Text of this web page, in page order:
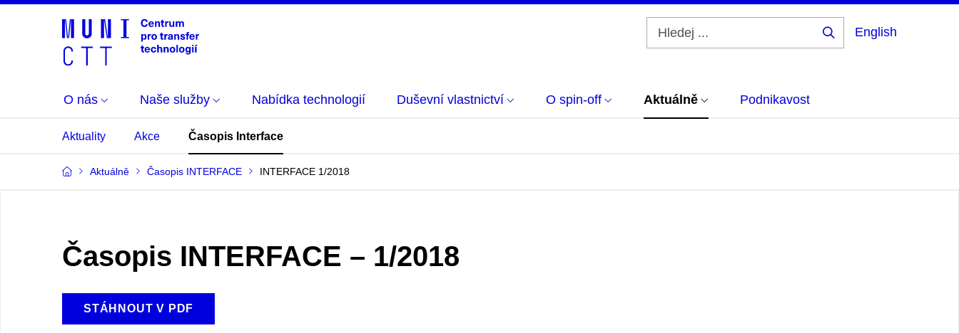
English
O nás Naše služby Nabídka technologií Duševní vlastnictví O spin-off Aktuálně Podnikavost
Aktuality Akce Časopis Interface
Aktuálně Časopis INTERFACE INTERFACE 1/2018
Časopis INTERFACE – 1/2018
STÁHNOUT V PDF